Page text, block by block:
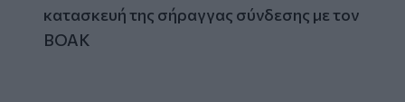
κατασκευή της σήραγγας σύνδεσης με τον
ΒΟΑΚ